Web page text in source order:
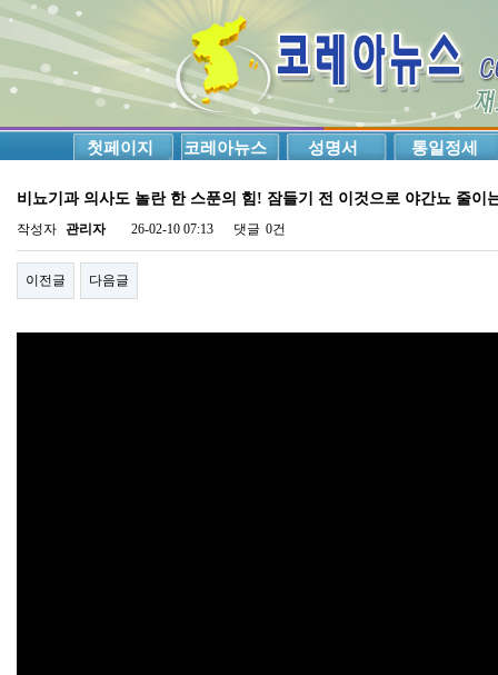
첫페이지 코레아뉴스 성명서 통일정세
비뇨기과 의사도 놀란 한 스푼의 힘! 잠들기 전 이것으로 야간뇨 줄이
작성자 관리자 26-02-10 07:13 댓글 0건
이전글 다음글